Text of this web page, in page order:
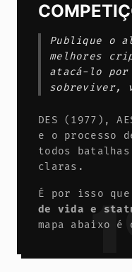
Publique o
melhores
atacá-lo por
sobreviver,
DES (1977),
e o processo
todos
claras.
É por isso
de vida e
mapa abaixo